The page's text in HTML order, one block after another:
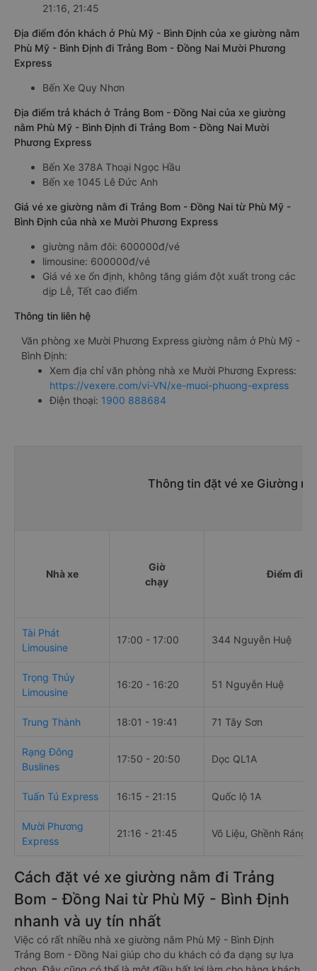
21:16, 21:45
Địa điểm đón khách ở Phù Mỹ - Bình Định của xe giường nằm
Phù Mỹ - Bình Định đi Trảng Bom - Đồng Nai Mười Phương
Express
Bến Xe Quy Nhơn
Địa điểm trả khách ở Trảng Bom - Đồng Nai của xe giường
nằm Phù Mỹ - Bình Định đi Trảng Bom - Đồng Nai Mười
Phương Express
Bến Xe 378A Thoại Ngọc Hầu
Bến xe 1045 Lê Đức Anh
Giá vé xe giường nằm đi Trảng Bom - Đồng Nai từ Phù Mỹ -
Bình Định của nhà xe Mười Phương Express
giường nằm đôi: 600000đ/vé
limousine: 600000đ/vé
Giá vé xe ổn định, không tăng giảm đột xuất trong các
dịp Lễ, Tết cao điểm
Thông tin liên hệ
Văn phòng xe Mười Phương Express giường nằm ở Phù Mỹ -
Bình Định:
Xem địa chỉ văn phòng nhà xe Mười Phương Express:
https://vexere.com/vi-VN/xe-muoi-phuong-express
Điện thoại: 1900 888684
Thông tin đặt vé xe Giường
Nhà xe
Giờ
chạy
Điểm đi
Tài Phát
Limousine
17:00 - 17:00 344 Nguyễn Huệ
Trọng Thủy
Limousine
16:20 - 16:20 51 Nguyễn Huệ
Trung Thành 18:01 - 19:41 71 Tây Sơn
Rạng Đông
Buslines
17:50 - 20:50 Dọc QL1A
Tuấn Tú Express 16:15 - 21:15 Quốc lộ 1A
Mười Phương
Express
21:16 - 21:45 Võ Liệu, Ghềnh Ráng
Cách đặt vé xe giường nằm đi Trảng
Bom - Đồng Nai từ Phù Mỹ - Bình Định
nhanh và uy tín nhất
Việc có rất nhiều nhà xe giường nằm Phù Mỹ - Bình Định
Trảng Bom - Đồng Nai giúp cho du khách có đa dạng sự lựa